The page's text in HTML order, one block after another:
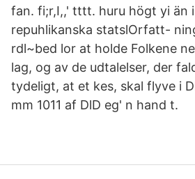
fan. fi;r,I,,' tttt. huru högt yi än
repuhlikanska statslOrfatt-
rdl~bed lor at holde Folkene
lag, og av de udtalelser, der
tydeligt, at et kes, skal flyve i
mm 1011 af DlD eg' n hand t.